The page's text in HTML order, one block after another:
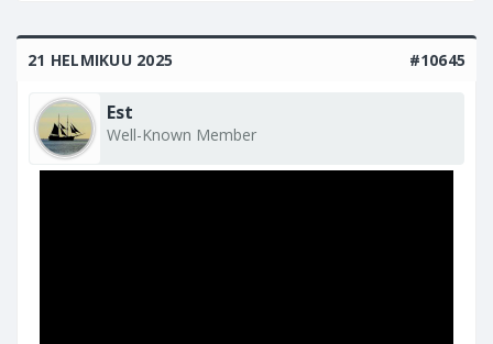
21 HELMIKUU 2025 #10645
Est
Well-Known Member